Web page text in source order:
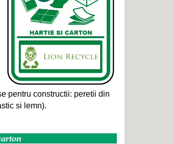
pentru constructii: peretii din
si lemn).